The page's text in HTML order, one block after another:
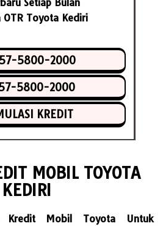
Toyota Kediri
5800-2000
5800-2000
KREDIT
MOBIL TOYOTA
KEDIRI
Kredit Mobil Toyota Untuk